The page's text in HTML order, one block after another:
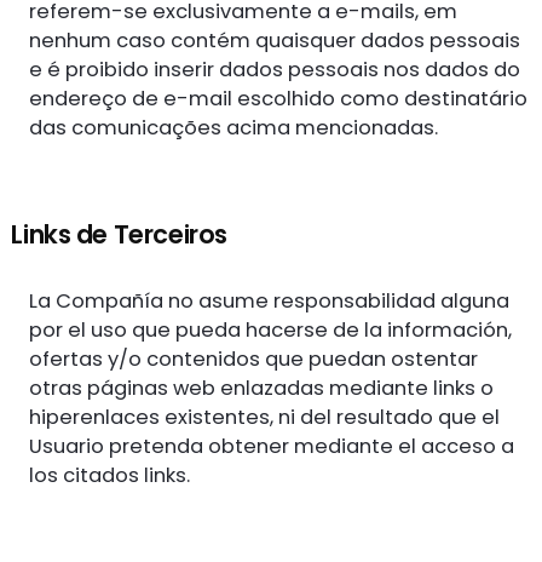
referem-se exclusivamente a e-mails, em
nenhum caso contém quaisquer dados pessoais
e é proibido inserir dados pessoais nos dados do
endereço de e-mail escolhido como destinatário
das comunicações acima mencionadas.
Links de Terceiros
La Compañía no asume responsabilidad alguna
por el uso que pueda hacerse de la información,
ofertas y/o contenidos que puedan ostentar
otras páginas web enlazadas mediante links o
hiperenlaces existentes, ni del resultado que el
Usuario pretenda obtener mediante el acceso a
los citados links.